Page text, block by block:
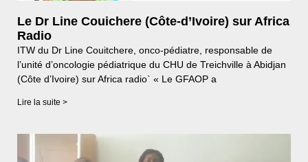
Le Dr Line Couichere (Côte-d’Ivoire) sur Africa
Radio
ITW du Dr Line Couitchere, onco-pédiatre, responsable de
l’unité d’oncologie pédiatrique du CHU de Treichville à Abidjan
(Côte d’Ivoire) sur Africa radio` « Le GFAOP a
Lire la suite >